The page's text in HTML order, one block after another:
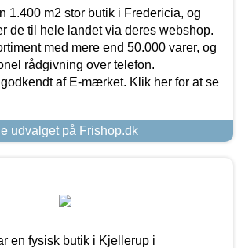
1.400 m2 stor butik i Fredericia, og
de til hele landet via deres webshop.
med mere end 50.000 varer, og
rådgivning over telefon.
af E-mærket. Klik her for at se
udvalget på Frishop.dk
en fysisk butik i Kjellerup i